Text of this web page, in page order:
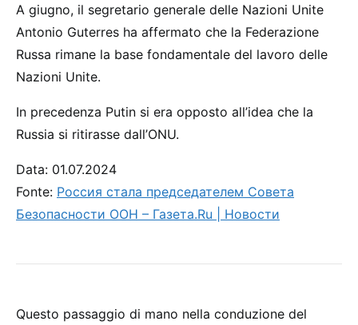
A giugno, il segretario generale delle Nazioni Unite
Antonio Guterres ha affermato che la Federazione
Russa rimane la base fondamentale del lavoro delle
Nazioni Unite.
In precedenza Putin si era opposto all’idea che la
Russia si ritirasse dall’ONU.
Data: 01.07.2024
Fonte: Россия стала председателем Совета
Безопасности ООН – Газета.Ru | Новости
Questo passaggio di mano nella conduzione del